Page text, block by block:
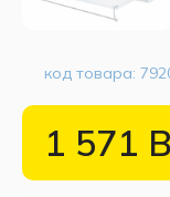
код товара:
1 571